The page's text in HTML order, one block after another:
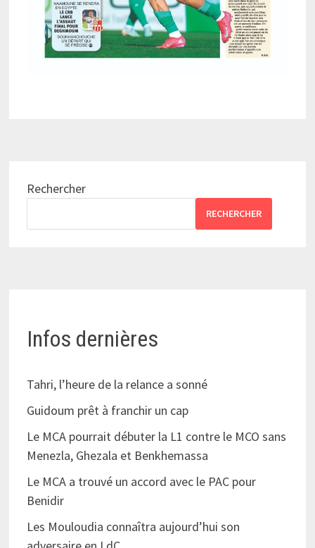
Rechercher
RECHERCHER
Infos dernières
Tahri, l’heure de la relance a sonné
Guidoum prêt à franchir un cap
Le MCA pourrait débuter la L1 contre le MCO sans
Menezla, Ghezala et Benkhemassa
Le MCA a trouvé un accord avec le PAC pour
Benidir
Les Mouloudia connaîtra aujourd’hui son